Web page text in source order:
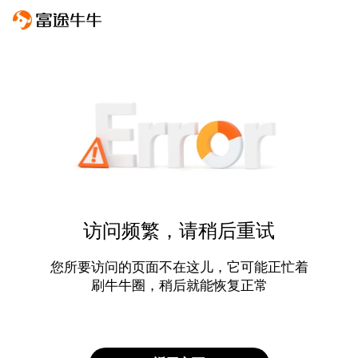
访问频繁，请稍后重试
您所要访问的页面不在这儿，它可能正忙着
刷牛牛圈，稍后就能恢复正常